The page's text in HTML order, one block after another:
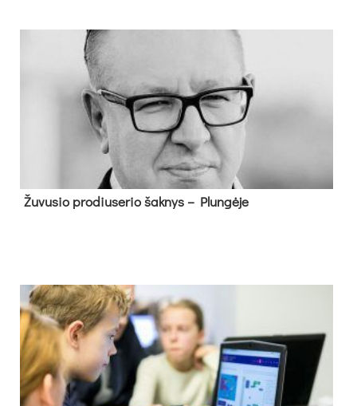
Žu­vu­sio pro­diu­se­rio šak­nys – Plun­gė­je